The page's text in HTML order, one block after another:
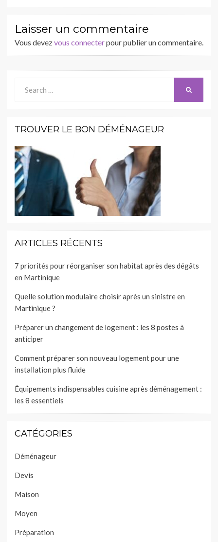
Laisser un commentaire
Vous devezvous connecterpour publier un commentaire.
for:
TROUVER LE BON DÉMÉNAGEUR
ARTICLES RÉCENTS
7 priorités pour réorganiser son habitat après des dégâts
en Martinique
Quelle solution modulaire choisir après un sinistre en
Martinique ?
Préparer un changement de logement : les 8 postes à
anticiper
Comment préparer son nouveau logement pour une
installation plus fluide
Équipements indispensables cuisine après déménagement :
les 8 essentiels
CATÉGORIES
Déménageur
Devis
Maison
Moyen
Préparation